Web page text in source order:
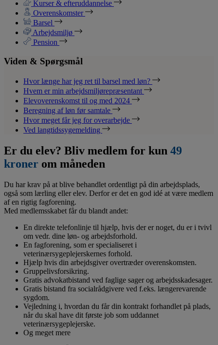
Kurser & efteruddannelse
Overenskomster
Barsel
Arbejdsmiljø
Pension
Viden & Spørgsmål
Hvor længe har jeg ret til barsel med løn?
Hvem er min arbejdsmiljørepræsentant
Elevoverenskomst til og med 2024
Beregning af løn før samtale
Hvor meget får jeg for overarbejde
Ved langtidssygemelding
Er du elev? Bliv medlem for kun 49
kroner om måneden
Du har krav på at blive behandlet ordentligt på din arbejdsplads,
også som lærling eller elev. Derfor er det en god idé at være medlem
af en rigtig fagforening.
Med medlemsskabet får du blandt andet:
En direkte telefonlinje til hjælp, hvis der er noget, du er i tvivl
om vedr. dine løn- og arbejdsforhold.
En fagforening, som er specialiseret i
veterinærsygeplejerskernes forhold.
Hjælp hvis din arbejdsgiver overtræder overenskomsten.
Gruppelivsforsikring.
Gratis advokatbistand ved faglige sager og arbejdsskadesager.
Gratis bistand fra socialrådgivere ved f.eks. længerevarende
sygdom.
Vejledning i, hvordan du får din kontrakt forhandlet på plads,
når du skal have dit første job som uddannet
veterinærsygeplejerske.
Og meget mere